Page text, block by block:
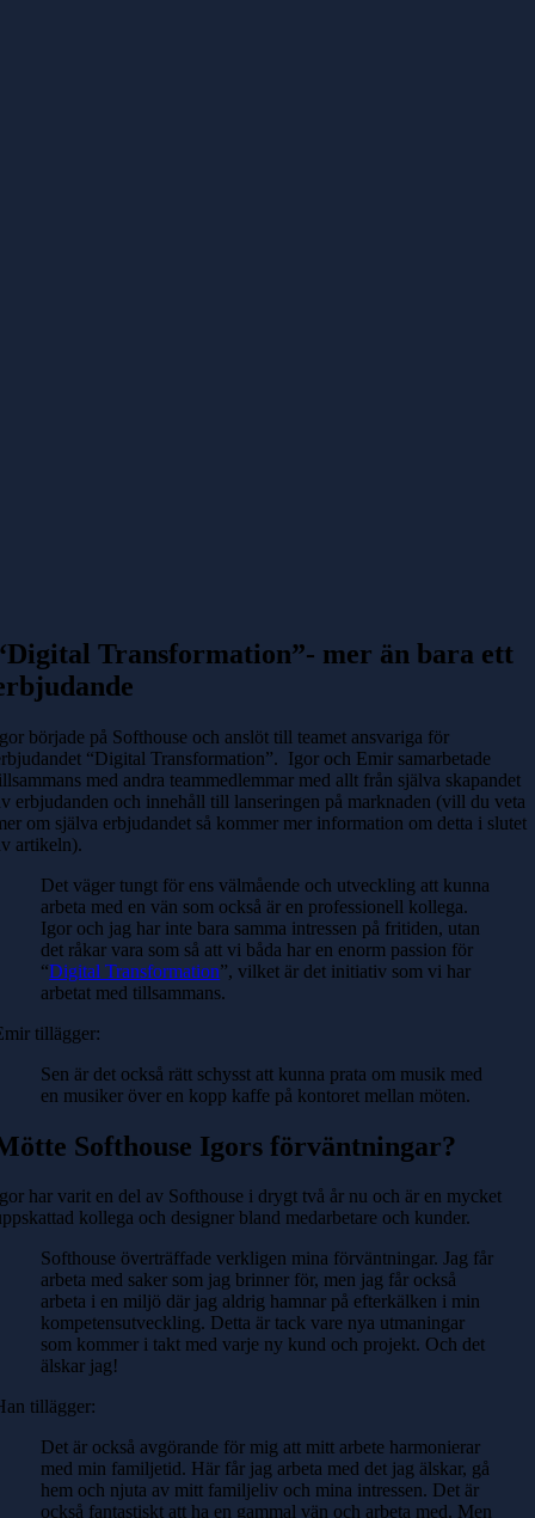
Transformation”- mer än bara ett
började på Softhouse och anslöt till teamet ansvariga för
“Digital Transformation”. Igor och Emir samarbetade
med andra teammedlemmar med allt från själva skapandet
erbjudanden och innehåll till lanseringen på marknaden (vill du veta
om själva erbjudandet så kommer mer information om detta i slutet
artikeln).
Det väger tungt för ens välmående och utveckling att kunna
arbeta med en vän som också är en professionell kollega.
Igor och jag har inte bara samma intressen på fritiden, utan
det råkar vara som så att vi båda har en enorm passion för
“Digital Transformation”, vilket är det initiativ som vi har
arbetat med tillsammans.
tillägger:
Sen är det också rätt schysst att kunna prata om musik med
en musiker över en kopp kaffe på kontoret mellan möten.
Softhouse Igors förväntningar?
har varit en del av Softhouse i drygt två år nu och är en mycket
kollega och designer bland medarbetare och kunder.
Softhouse överträffade verkligen mina förväntningar. Jag får
arbeta med saker som jag brinner för, men jag får också
arbeta i en miljö där jag aldrig hamnar på efterkälken i min
kompetensutveckling. Detta är tack vare nya utmaningar
som kommer i takt med varje ny kund och projekt. Och det
älskar jag!
tillägger:
Det är också avgörande för mig att mitt arbete harmonierar
med min familjetid. Här får jag arbeta med det jag älskar, gå
hem och njuta av mitt familjeliv och mina intressen. Det är
också fantastiskt att ha en gammal vän och arbeta med. Men